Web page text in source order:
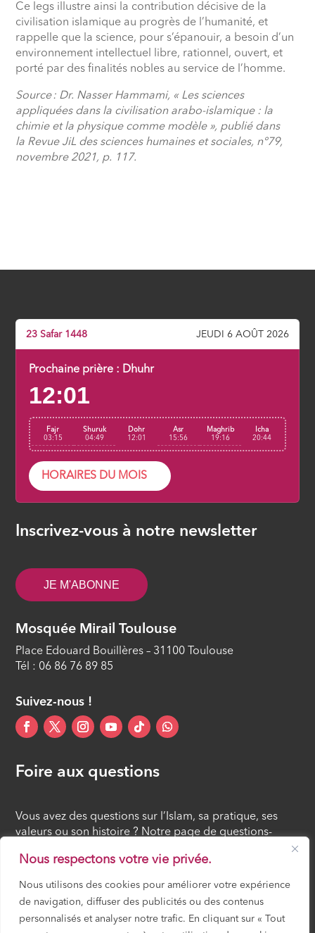
Nous respectons votre vie privée.
Nous utilisons des cookies pour améliorer votre expérience
de navigation, diffuser des publicités ou des contenus
personnalisés et analyser notre trafic. En cliquant sur « Tout
Ce legs illustre ainsi la contribution décisive de la
civilisation islamique au progrès de l’humanité, et
rappelle que la science, pour s’épanouir, a besoin d’un
environnement intellectuel libre, rationnel, ouvert, et
porté par des finalités nobles au service de l’homme.
Source : Dr. Nasser Hammami, « Les sciences
appliquées dans la civilisation arabo-islamique : la
chimie et la physique comme modèle », publié dans
la Revue JiL des sciences humaines et sociales, n°79,
novembre 2021, p. 117.
23 Safar 1448 JEUDI 6 AOÛT 2026
Prochaine prière : Dhuhr
12:01
Fajr
03:15
Shuruk
04:49
Dohr
12:01
Asr
15:56
Maghrib
19:16
Icha
20:44
HORAIRES DU MOIS
Inscrivez-vous à notre newsletter
JE M'ABONNE
Mosquée Mirail Toulouse
Place Edouard Bouillères – 31100 Toulouse
Tél : 06 86 76 89 85
Suivez-nous !
Foire aux questions
Vous avez des questions sur l’Islam, sa pratique, ses
valeurs ou son histoire ? Notre page de questions-
réponses rassemble des réponses claires et accessibles
à tous, croyants ou simples curieux.
FOIRE AUX QUESTIONS